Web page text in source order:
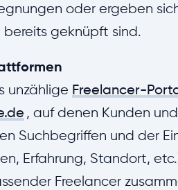
oder ergeben
geknüpft sind.
unzählige Freelancer-
, auf denen Kunden
Suchbegriffen und der
Erfahrung, Standort,
Freelancer